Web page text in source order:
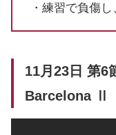
・練習で負傷し
11月23日 第6
Barcelona Ⅱ